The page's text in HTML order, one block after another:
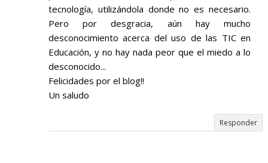
tecnología, utilizándola donde no es necesario.
Pero por desgracia, aún hay mucho
desconocimiento acerca del uso de las TIC en
Educación, y no hay nada peor que el miedo a lo
desconocido...
Felicidades por el blog!!
Un saludo
Responder